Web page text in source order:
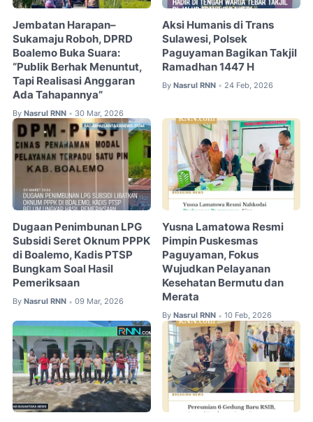
Jembatan Harapan–
Sukamaju Roboh, DPRD
Boalemo Buka Suara:
“Publik Berhak Menuntut,
Tapi Realisasi Anggaran
Ada Tahapannya”
By Nasrul RNN • 30 Mar, 2026
Aksi Humanis di Trans
Sulawesi, Polsek
Paguyaman Bagikan Takjil
Ramadhan 1447 H
By Nasrul RNN • 24 Feb, 2026
Dugaan Penimbunan LPG
Subsidi Seret Oknum PPPK
di Boalemo, Kadis PTSP
Bungkam Soal Hasil
Pemeriksaan
By Nasrul RNN • 09 Mar, 2026
Yusna Lamatowa Resmi
Pimpin Puskesmas
Paguyaman, Fokus
Wujudkan Pelayanan
Kesehatan Bermutu dan
Merata
By Nasrul RNN • 10 Feb, 2026